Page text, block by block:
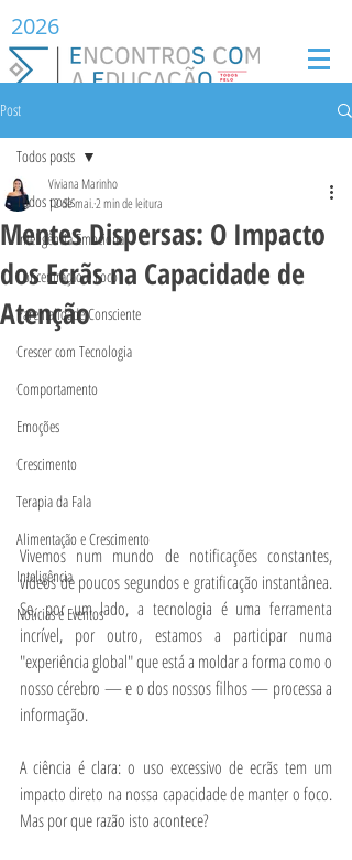
2026
Post
Todos posts
Inteligência Emocional
Concentração e Foco
Parentalidade Consciente
Crescer com Tecnologia
Comportamento
Emoções
Crescimento
Terapia da Fala
Alimentação e Crescimento
Inteligência
Notícias e Eventos
Todos posts
Mentes Dispersas: O Impacto
dos Ecrãs na Capacidade de
Atenção
Viviana Marinho
12 de mai.2 min de leitura
Vivemos num mundo de notificações constantes,
vídeos de poucos segundos e gratificação instantânea.
Se, por um lado, a tecnologia é uma ferramenta
incrível, por outro, estamos a participar numa
"experiência global" que está a moldar a forma como o
nosso cérebro — e o dos nossos filhos — processa a
informação.
A ciência é clara: o uso excessivo de ecrãs tem um
impacto direto na nossa capacidade de manter o foco.
Mas por que razão isto acontece?